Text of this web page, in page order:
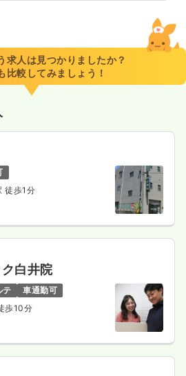
求人は見つかりましたか？
比較してみましょう！
徒歩1分
白井院
テ
車通勤可
歩10分